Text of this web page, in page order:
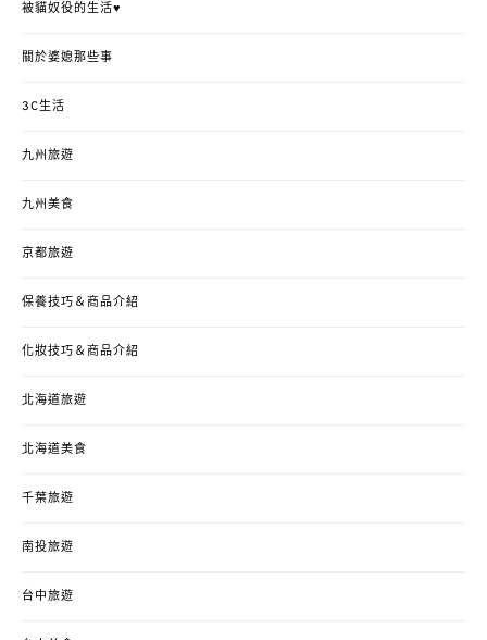
被貓奴役的生活♥
關於婆媳那些事
3C生活
九州旅遊
九州美食
京都旅遊
保養技巧＆商品介紹
化妝技巧＆商品介紹
北海道旅遊
北海道美食
千葉旅遊
南投旅遊
台中旅遊